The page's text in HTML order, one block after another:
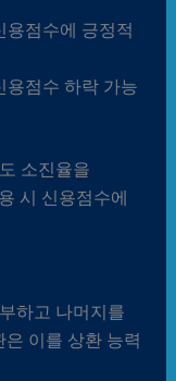
용점수에 긍정적
용점수 하락 가능
소진율을
시 신용점수에
하고 나머지를
이를 상환 능력